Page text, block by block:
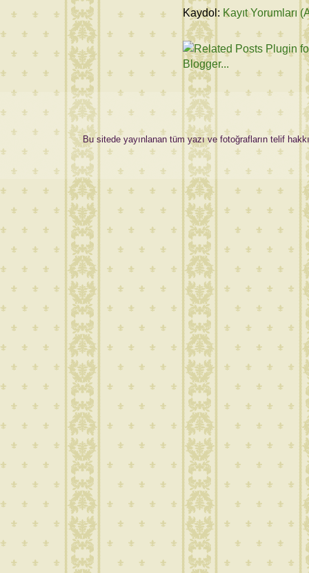
Kaydol: Kayıt Yorumları
Bu sitede yayınlanan tüm yazı ve fotoğrafların telif